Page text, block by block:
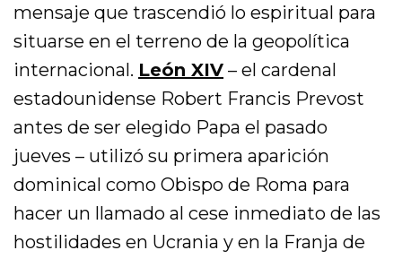
mensaje que trascendió lo espiritual para
situarse en el terreno de la geopolítica
internacional. León XIV – el cardenal
estadounidense Robert Francis Prevost
antes de ser elegido Papa el pasado
jueves – utilizó su primera aparición
dominical como Obispo de Roma para
hacer un llamado al cese inmediato de las
hostilidades en Ucrania y en la Franja de